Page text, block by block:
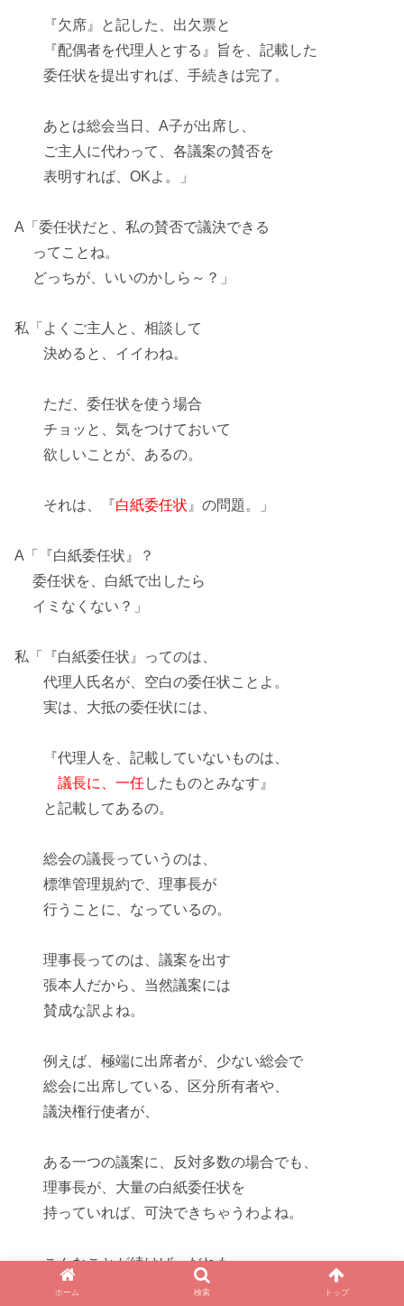
『欠席』と記した、出欠票と
『配偶者を代理人とする』旨を、記載した
委任状を提出すれば、手続きは完了。
あとは総会当日、 A子が出席し、
ご主人に代わって、各議案の賛否を
表明すれば、OKよ。」
A「委任状だと、 私の賛否で議決できる
ってことね。
どっちが、いいのかしら～？」
私「よくご主人と、相談して
決めると、イイわね。
ただ、委任状を使う場合
チョッと、気をつけておいて
欲しいことが、あるの。
それは、『白紙委任状 』の問題。」
A「『白紙委任状』？
委任状を、白紙で出したら
イミなくない？」
私「『白紙委任状』ってのは、
代理人氏名が、空白の委任状ことよ。
実は、大抵の委任状には、
『代理人を、記載していないものは、
議長に、一任したものとみなす』
と記載してあるの。
総会の議長っていうのは、
標準管理規約で、 理事長が
行うことに、なっているの。
理事長ってのは、議案を出す
張本人だから、当然議案には
賛成な訳よね。
例えば、極端に出席者が、少ない総会で
総会に出席している、区分所有者や、
議決権行使者が、
ある一つの議案に、反対多数の場合でも、
理事長が、 大量の白紙委任状を
持っていれば、可決できちゃうわよね。
こんなことが続けば、だれも
まともに出席して、議論しようって
ホーム 検索 トップ